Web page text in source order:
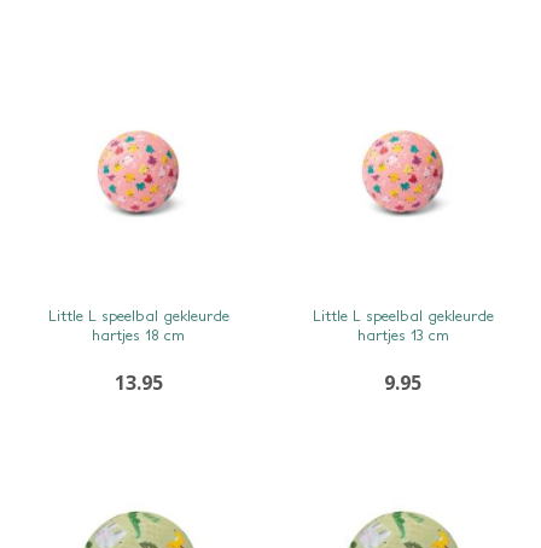
Little L speelbal gekleurde
hartjes 18 cm
13.95
Little L speelbal gekleurde
hartjes 13 cm
9.95